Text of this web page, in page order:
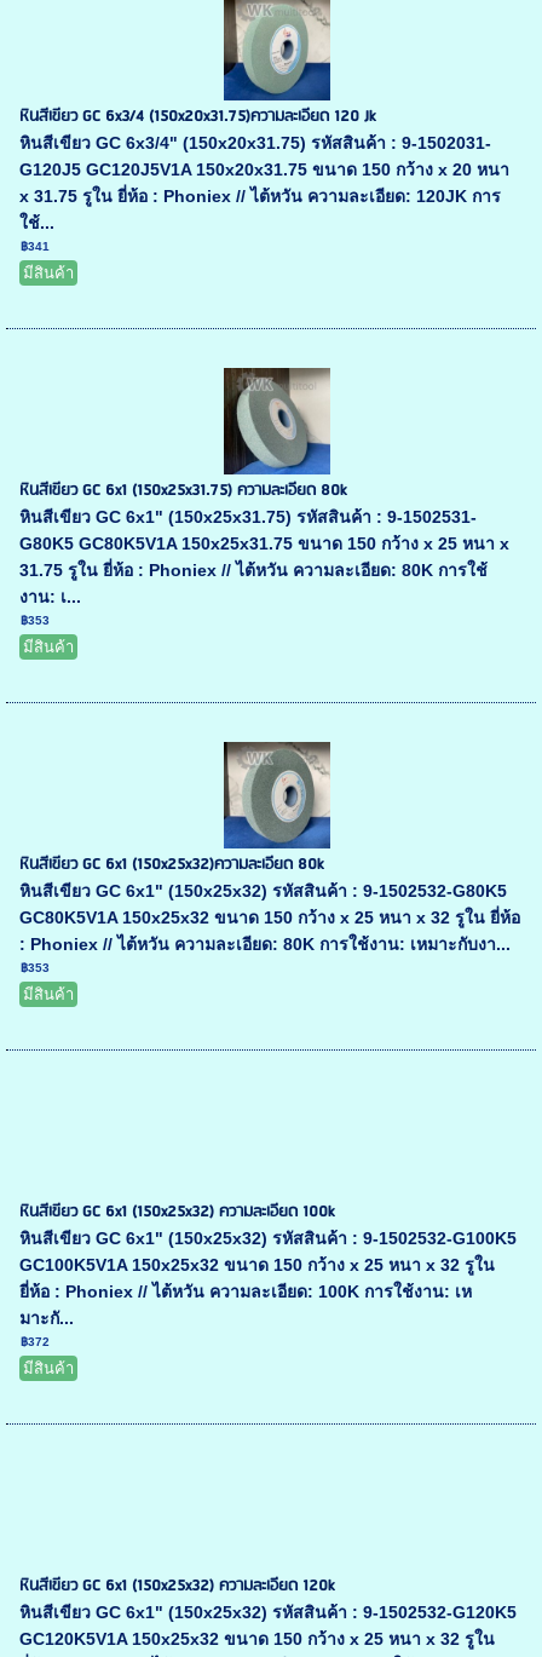
หินสีเขียว GC 6x3/4 (150x20x31.75)ความละเอียด 120 Jk
หินสีเขียว GC 6x3/4" (150x20x31.75) รหัสสินค้า : 9-1502031-
G120J5 GC120J5V1A 150x20x31.75 ขนาด 150 กว้าง x 20 หนา
x 31.75 รูใน ยี่ห้อ : Phoniex // ไต้หวัน ความละเอียด: 120JK การ
ใช้...
฿341
มีสินค้า
หินสีเขียว GC 6x1 (150x25x31.75) ความละเอียด 80k
หินสีเขียว GC 6x1" (150x25x31.75) รหัสสินค้า : 9-1502531-
G80K5 GC80K5V1A 150x25x31.75 ขนาด 150 กว้าง x 25 หนา x
31.75 รูใน ยี่ห้อ : Phoniex // ไต้หวัน ความละเอียด: 80K การใช้
งาน: เ...
฿353
มีสินค้า
หินสีเขียว GC 6x1 (150x25x32)ความละเอียด 80k
หินสีเขียว GC 6x1" (150x25x32) รหัสสินค้า : 9-1502532-G80K5
GC80K5V1A 150x25x32 ขนาด 150 กว้าง x 25 หนา x 32 รูใน ยี่ห้อ
: Phoniex // ไต้หวัน ความละเอียด: 80K การใช้งาน: เหมาะกับงา...
฿353
มีสินค้า
หินสีเขียว GC 6x1 (150x25x32) ความละเอียด 100k
หินสีเขียว GC 6x1" (150x25x32) รหัสสินค้า : 9-1502532-G100K5
GC100K5V1A 150x25x32 ขนาด 150 กว้าง x 25 หนา x 32 รูใน
ยี่ห้อ : Phoniex // ไต้หวัน ความละเอียด: 100K การใช้งาน: เห
มาะกั...
฿372
มีสินค้า
หินสีเขียว GC 6x1 (150x25x32) ความละเอียด 120k
หินสีเขียว GC 6x1" (150x25x32) รหัสสินค้า : 9-1502532-G120K5
GC120K5V1A 150x25x32 ขนาด 150 กว้าง x 25 หนา x 32 รูใน